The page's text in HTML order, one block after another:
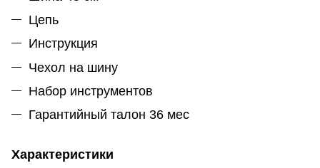
Цепь
Инструкция
Чехол на шину
Набор инструментов
Гарантийный талон 36 мес
Характеристики